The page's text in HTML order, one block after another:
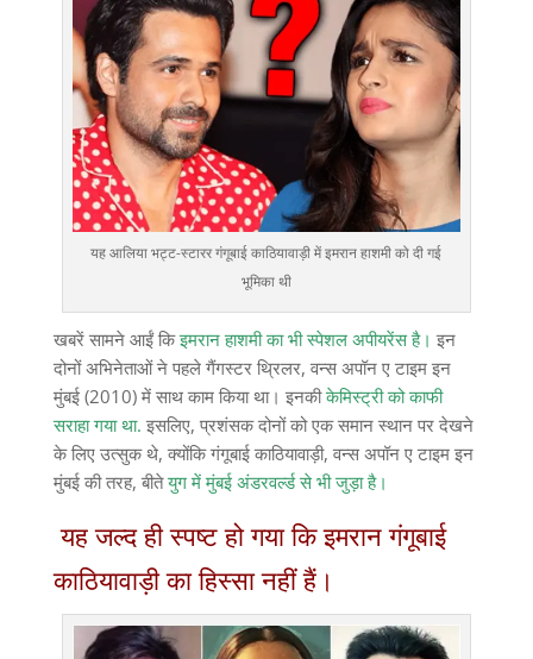
यह आलिया भट्ट-स्टारर गंगूबाई काठियावाड़ी में इमरान हाशमी को दी गई
भूमिका थी
खबरें सामने आईं किइमरान हाशमी का भी स्पेशल अपीयरेंस है। इन
दोनों अभिनेताओं ने पहले गैंगस्टर थ्रिलर, वन्स अपॉन ए टाइम इन
मुंबई (2010) में साथ काम किया था। इनकीकेमिस्ट्री को काफी
सराहा गया था. इसलिए, प्रशंसक दोनों को एक समान स्थान पर देखने
के लिए उत्सुक थे, क्योंकि गंगूबाई काठियावाड़ी, वन्स अपॉन ए टाइम इन
मुंबई की तरह, बीतेयुग में मुंबई अंडरवर्ल्ड से भी जुड़ा है।
यह जल्द ही स्पष्ट हो गया कि इमरान गंगूबाई
काठियावाड़ी का हिस्सा नहीं हैं।